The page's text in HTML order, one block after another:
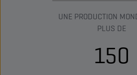
UNE PRODUCTION
PLUS DE
150